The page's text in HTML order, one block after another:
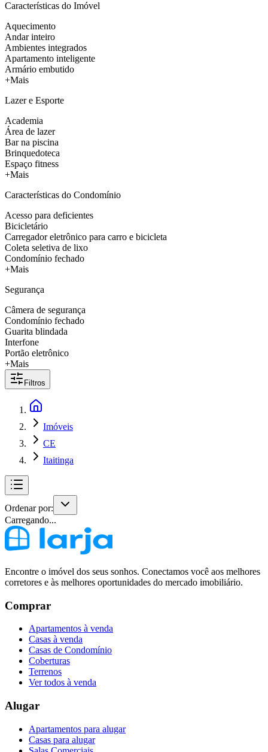
Características do Imóvel
Aquecimento
Andar inteiro
Ambientes integrados
Apartamento inteligente
Armário embutido
+Mais
Lazer e Esporte
Academia
Área de lazer
Bar na piscina
Brinquedoteca
Espaço fitness
+Mais
Características do Condomínio
Acesso para deficientes
Bicicletário
Carregador eletrônico para carro e bicicleta
Coleta seletiva de lixo
Condomínio fechado
+Mais
Segurança
Câmera de segurança
Condomínio fechado
Guarita blindada
Interfone
Portão eletrônico
+Mais
Filtros
Imóveis
CE
Itaitinga
Ordenar por:
Carregando...
Encontre o imóvel dos seus sonhos. Conectamos você aos melhores
corretores e às melhores oportunidades do mercado imobiliário.
Comprar
Apartamentos à venda
Casas à venda
Casas de Condomínio
Coberturas
Terrenos
Ver todos à venda
Alugar
Apartamentos para alugar
Casas para alugar